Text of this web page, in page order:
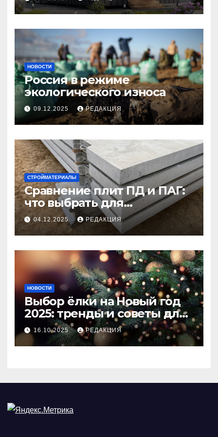
НОВОСТИ
Россия в режиме
экологического износа
09.12.2025 РЕДАКЦИЯ
СТРОЙМАТЕРИАЛЫ
Сравнение плит ПД и ПАГ:
что выбрать для
долговечного и прочного
покрытия
04.12.2025 РЕДАКЦИЯ
НОВОСТИ
Выбор ёлки на Новый год
2025: тренды и советы для
идеального праздника
16.10.2025 РЕДАКЦИЯ